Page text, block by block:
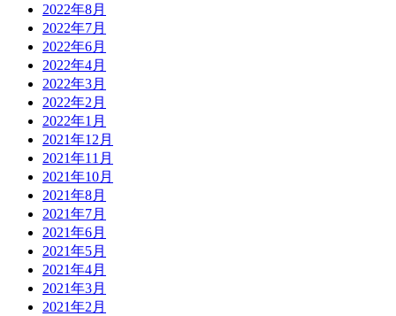
2022年8月
2022年7月
2022年6月
2022年4月
2022年3月
2022年2月
2022年1月
2021年12月
2021年11月
2021年10月
2021年8月
2021年7月
2021年6月
2021年5月
2021年4月
2021年3月
2021年2月